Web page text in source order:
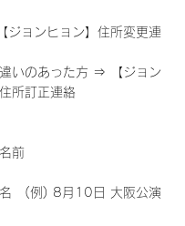
ジョンヒョン】住所変更連
違いのあった方 ⇒ 【ジョン
所訂正連絡
前
名　(例) 8月10日 大阪公演